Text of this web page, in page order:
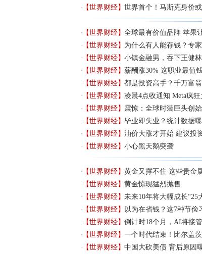
【世界财经】世界首个！马斯克身价
【世界财经】全球最有价值品牌 苹果
【世界财经】为什么有人能存钱？专
【世界财经】小镇金融男，吞下王健
【世界财经】薪酬涨30% 这职业最值
【世界财经】都是投资高手？千万富
【世界财经】凌晨4点收通知 Meta疯狂
【世界财经】震惊：全球时装巨头创
【世界财经】毕业即失业？统计数据
【世界财经】油价大涨才开始 建议投
【世界财经】小心黑天鹅突袭
【世界财经】黄金又撑不住 这些贵金
【世界财经】黄金惊现猛烈抛售
【世界财经】未来10年将大幅成长“25
【世界财经】 以为在省钱？这7种节俭
【世界财经】倒计时18个月，AI将接
【世界财经】一个时代结束！比尔盖
【世界财经】中国大砍美债 背后原因